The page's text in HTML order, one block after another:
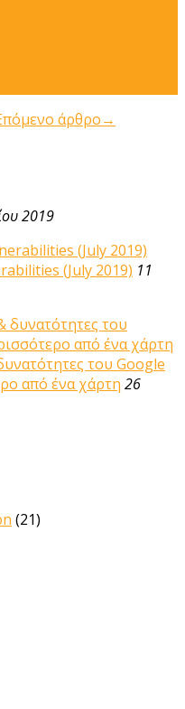
άρθρο→
2019
(July 2019) 11
του Google
από ένα χάρτη 26
(21)